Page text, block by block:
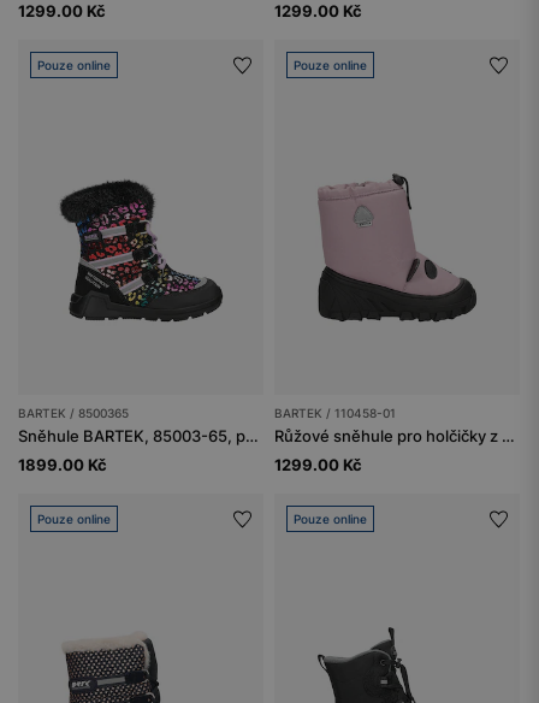
1299.00 Kč
1299.00 Kč
Pouze online
BARTEK / 8500365
Sněhule BARTEK, 85003-65, pro dívky, vícebarevné
1899.00 Kč
Pouze online
BARTEK / 110458-01
Růžové sněhule pro holčičky z voděodolného materiálu BARTEK 110458-01
1299.00 Kč
Pouze online Pouze online